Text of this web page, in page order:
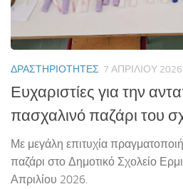
ΔΡΑΣΤΗΡΙΌΤΗΤΕΣ 7 ΑΠΡΙΛΊΟΥ 2026
Ευχαριστίες για την
πασχαλινό παζάρι του
Με μεγάλη επιτυχία
παζάρι στο Δημοτικό Σχολείο
Απριλίου 2026.